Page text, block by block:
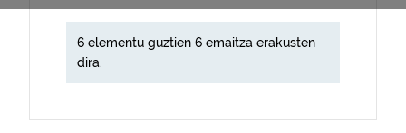
6 elementu guztien 6 emaitza erakusten
dira.